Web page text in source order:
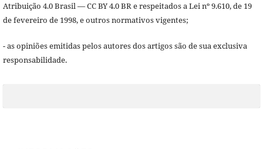
Atribuição 4.0 Brasil — CC BY 4.0 BR e respeitados a Lei nº 9.610, de 19
de fevereiro de 1998, e outros normativos vigentes;
- as opiniões emitidas pelos autores dos artigos são de sua exclusiva
responsabilidade.